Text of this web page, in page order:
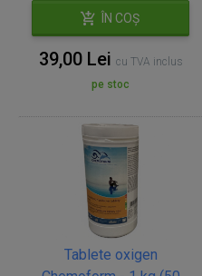
ÎN COȘ
39,00 Lei cu TVA inclus
pe stoc
Tablete oxigen